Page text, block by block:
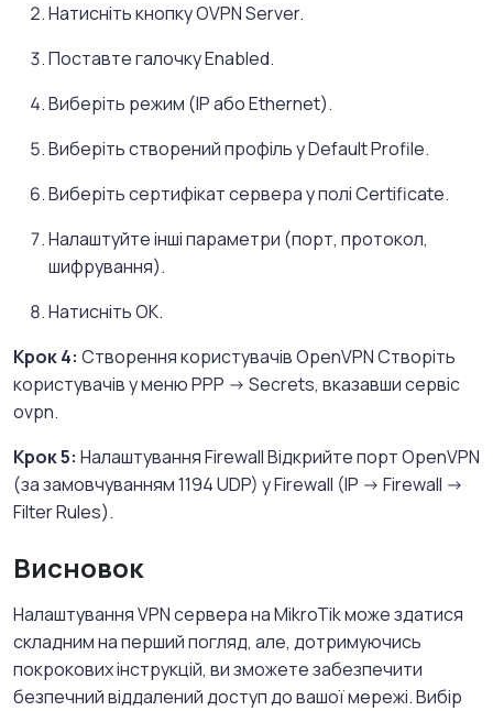
Натисніть кнопку OVPN Server.
Поставте галочку Enabled.
Виберіть режим (IP або Ethernet).
Виберіть створений профіль у Default Profile.
Виберіть сертифікат сервера у полі Certificate.
Налаштуйте інші параметри (порт, протокол,
шифрування).
Натисніть OK.
Крок 4: Створення користувачів OpenVPN Створіть
користувачів у меню PPP -> Secrets, вказавши сервіс
ovpn.
Крок 5: Налаштування Firewall Відкрийте порт OpenVPN
(за замовчуванням 1194 UDP) у Firewall (IP -> Firewall ->
Filter Rules).
Висновок
Налаштування VPN сервера на MikroTik може здатися
складним на перший погляд, але, дотримуючись
покрокових інструкцій, ви зможете забезпечити
безпечний віддалений доступ до вашої мережі. Вибір